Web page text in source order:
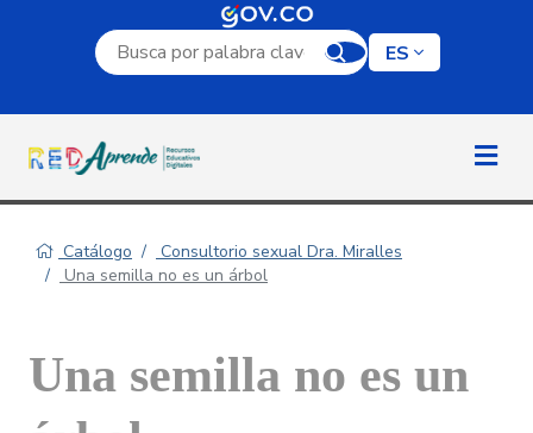
Campo de búsqueda por palabra clave
ES
Catálogo
Consultorio sexual Dra. Miralles
Una semilla no es un árbol
Una semilla no es un